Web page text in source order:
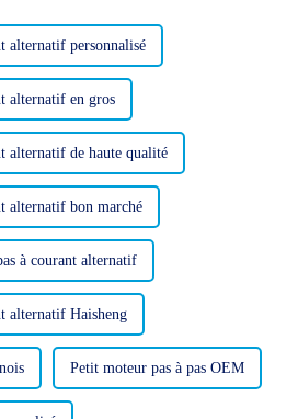
alternatif personnalisé
alternatif en gros
alternatif de haute qualité
alternatif bon marché
à courant alternatif
alternatif Haisheng
Petit moteur pas à pas OEM